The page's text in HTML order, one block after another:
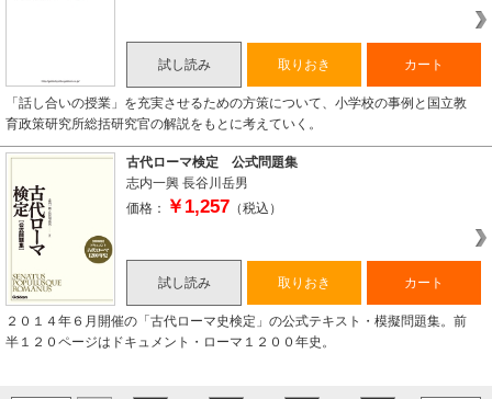
試し読み 取りおき カート
「話し合いの授業」を充実させるための方策について、小学校の事例と国立教
育政策研究所総括研究官の解説をもとに考えていく。
古代ローマ検定 公式問題集
志内一興 長谷川岳男
価格：
￥1,257 （税込）
試し読み 取りおき カート
２０１４年６月開催の「古代ローマ史検定」の公式テキスト・模擬問題集。前
半１２０ページはドキュメント・ローマ１２００年史。